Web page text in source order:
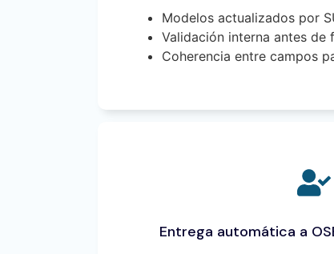
Modelos actualizados por
Validación interna antes de
Coherencia entre campos
Entrega automática a